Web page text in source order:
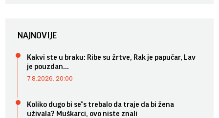
NAJNOVIJE
Kakvi ste u braku: Ribe su žrtve, Rak je papučar, Lav
je pouzdan...
7.8.2026. 20:00
Koliko dugo bi se*s trebalo da traje da bi žena
uživala? Muškarci, ovo niste znali